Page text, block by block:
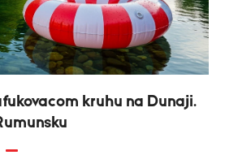
kruhu na Dunaji.